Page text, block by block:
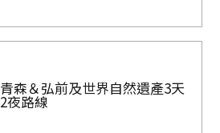
青森＆弘前及世界自然遺產3天
2夜路線